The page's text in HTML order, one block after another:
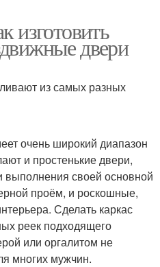
изготовить
двери
из самых разных
очень широкий диапазон
и простенькие двери,
выполнения своей основной
проём, и роскошные,
Сделать каркас
реек подходящего
или оргалитом не
многих мужчин.